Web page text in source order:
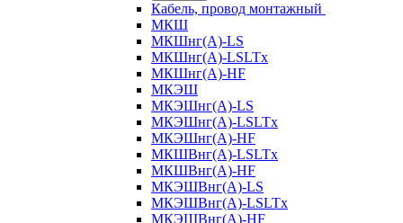
Кабель, провод монтажный
МКШ
МКШнг(А)-LS
МКШнг(А)-LSLTx
МКШнг(А)-HF
МКЭШ
МКЭШнг(А)-LS
МКЭШнг(А)-LSLTx
МКЭШнг(А)-HF
МКШВнг(A)-LSLTx
МКШВнг(А)-HF
МКЭШВнг(А)-LS
МКЭШВнг(A)-LSLTx
МКЭШВнг(А)-HF